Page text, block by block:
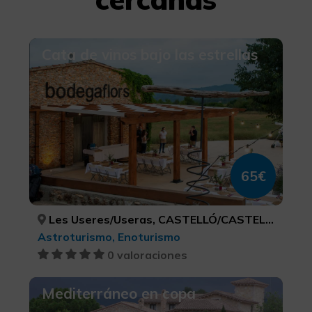
Cata de vinos bajo las estrellas
65€
Les Useres/Useras, CASTELLÓ/CASTELLÓN
Astroturismo, Enoturismo
0 valoraciones
Mediterráneo en copa